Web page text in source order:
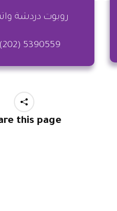
روبوت دردشة
5390559
this page